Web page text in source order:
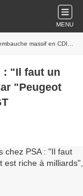
MENU
est riche à milliards", estime la CGT
: "Il faut un
"Peugeot